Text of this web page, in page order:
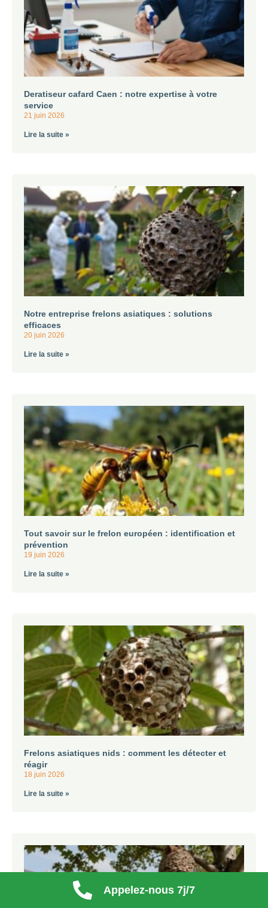
Appelez-nous 7j/7
Deratiseur cafard Caen : notre expertise à votre
service
21 juin 2026
Lire la suite »
Notre entreprise frelons asiatiques : solutions
efficaces
20 juin 2026
Lire la suite »
Tout savoir sur le frelon européen : identification et
prévention
19 juin 2026
Lire la suite »
Frelons asiatiques nids : comment les détecter et
réagir
18 juin 2026
Lire la suite »